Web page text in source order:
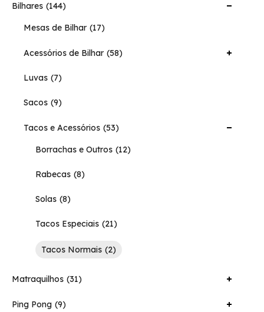
Bilhares 144
Mesas de Bilhar 17
Acessórios de Bilhar 58
Luvas 7
Sacos 9
Tacos e Acessórios 53
Borrachas e Outros 12
Rabecas 8
Solas 8
Tacos Especiais 21
Tacos Normais 2
Matraquilhos 31
Ping Pong 9